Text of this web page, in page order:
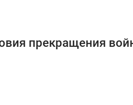
прекращения